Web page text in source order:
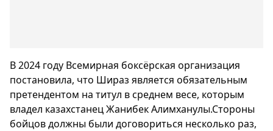
В 2024 году Всемирная боксёрская организация
постановила, что Шираз является обязательным
претендентом на титул в среднем весе, которым
владел казахстанец Жанибек Алимханулы.Стороны
бойцов должны были договориться несколько раз,